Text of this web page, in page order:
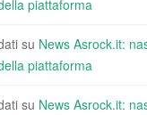
piattaforma
su News Asrock.it:
piattaforma
su News Asrock.it: